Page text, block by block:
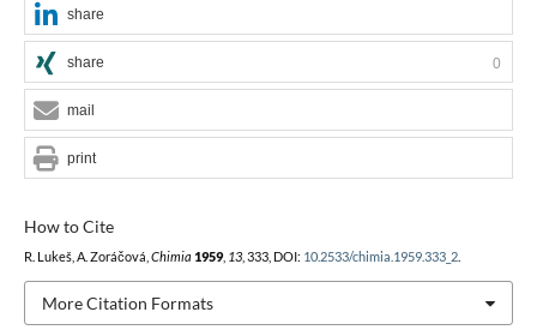
How to Cite
R. Lukeš, A. Zoráčová, Chimia 1959, 13, 333, DOI: 10.2533/chimia.1959.333_2.
More Citation Formats
share
share 0
mail
print